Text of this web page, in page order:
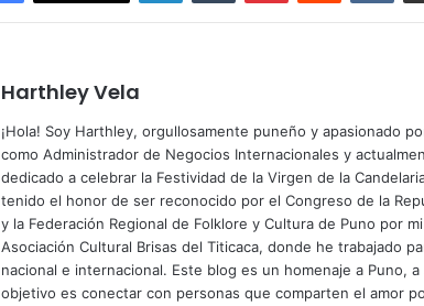
Harthley Vela
¡Hola! Soy Harthley, orgullosamente puneño y apasionado
como Administrador de Negocios Internacionales y
dedicado a celebrar la Festividad de la Virgen de la
tenido el honor de ser reconocido por el Congreso de la
y la Federación Regional de Folklore y Cultura de Puno por
Asociación Cultural Brisas del Titicaca, donde he trabajado
nacional e internacional. Este blog es un homenaje a Puno,
objetivo es conectar con personas que comparten el amor